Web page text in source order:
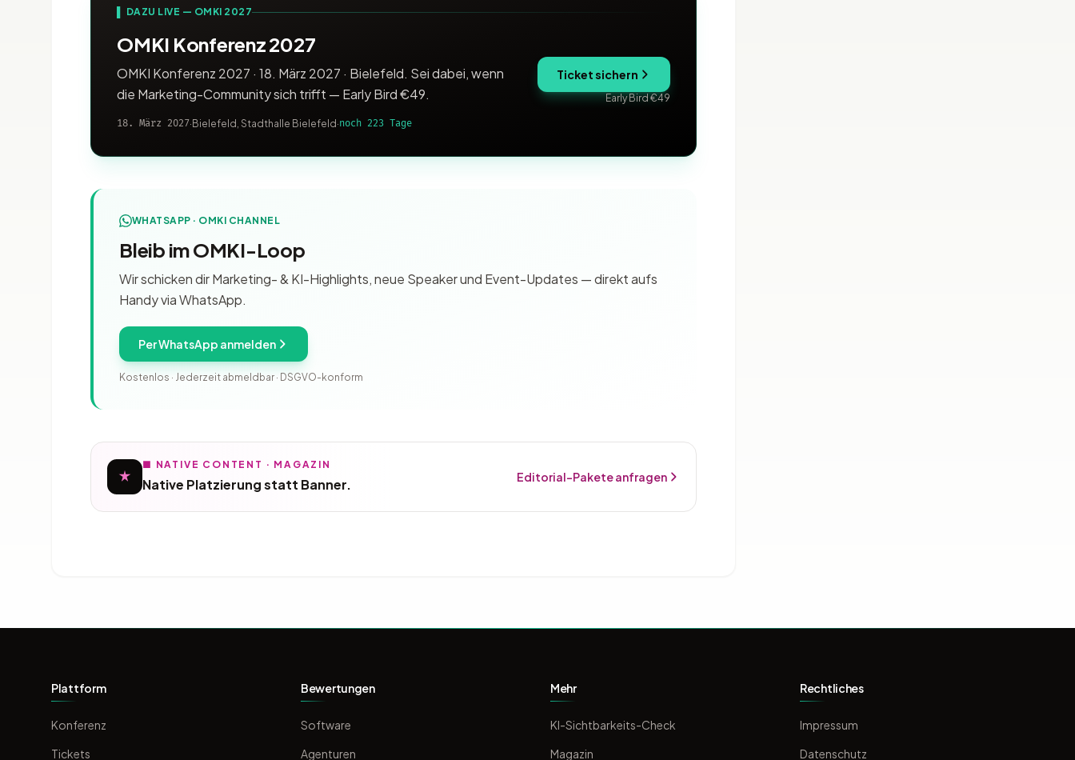
▌ DAZU LIVE — OMKI 2027
OMKI Konferenz 2027
OMKI Konferenz 2027 · 18. März 2027 · Bielefeld. Sei dabei, wenn
die Marketing-Community sich trifft — Early Bird €49.
18. März 2027· Bielefeld, Stadthalle Bielefeld ·noch 223 Tage
Ticket sichern
Early Bird €49
WHATSAPP · OMKI CHANNEL
Bleib im OMKI-Loop
Wir schicken dir Marketing- & KI-Highlights, neue Speaker und Event-Updates — direkt aufs
Handy via WhatsApp.
Per WhatsApp anmelden
Kostenlos · Jederzeit abmeldbar · DSGVO-konform
■ NATIVE CONTENT · MAGAZIN
Native Platzierung statt Banner. Editorial-Pakete anfragen
Plattform
Konferenz
Tickets
Bewertungen
Software
Agenturen
Mehr
KI-Sichtbarkeits-Check
Magazin
Rechtliches
Impressum
Datenschutz